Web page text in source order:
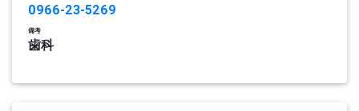
0966-23-5269
備考
歯科